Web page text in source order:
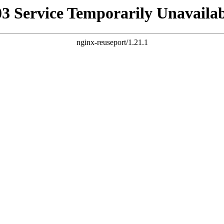
Service Temporarily
nginx-reuseport/1.21.1